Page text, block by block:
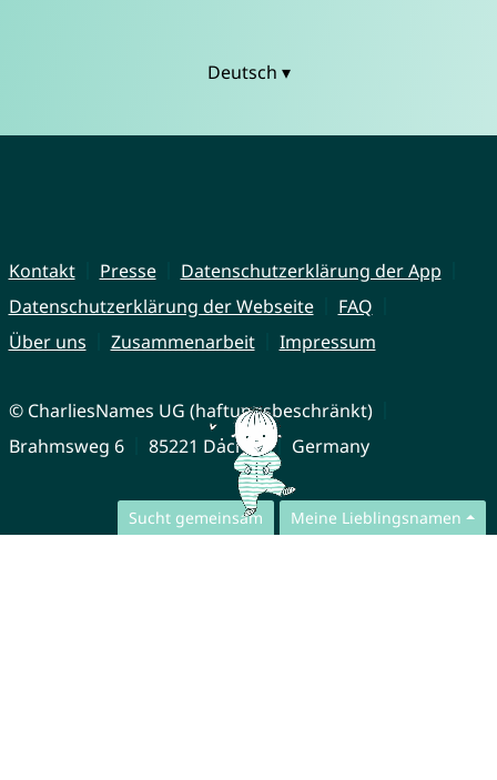
Sucht gemeinsam Meine Lieblingsnamen
Deutsch ▾
Kontakt Presse
Datenschutzerklärung der App
Datenschutzerklärung der Webseite
FAQ
Über uns
Zusammenarbeit Impressum
© CharliesNames UG (haftungsbeschränkt)
Brahmsweg 6
85221 Dachau Germany